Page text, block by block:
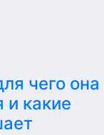
чего она
и какие